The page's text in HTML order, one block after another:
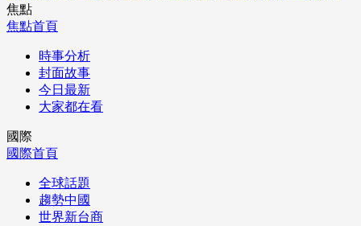
焦點
焦點首頁
時事分析
封面故事
今日最新
大家都在看
國際
國際首頁
全球話題
趨勢中國
世界新台商